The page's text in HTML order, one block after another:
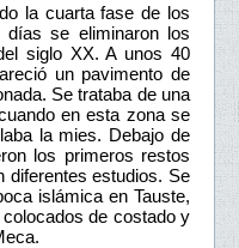
la cuarta fase de los
días se eliminaron los
siglo XX. A unos 40
un pavimento de
Se trataba de una
en esta zona se
la mies. Debajo de
los primeros restos
diferentes estudios. Se
islámica en Tauste,
de costado y